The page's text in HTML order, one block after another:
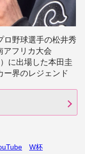
ロ野球選手の松井秀
アフリカ大会
に出場した本田圭
ー界のレジェンド
W杯